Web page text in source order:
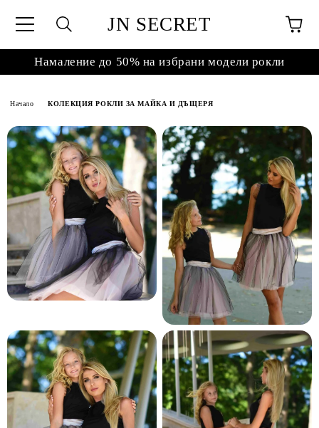
JN SECRET
и по лични мерки
Намаление до 50% на избрани модели рокли
Начало КОЛЕКЦИЯ РОКЛИ ЗА МАЙКА И ДЪЩЕРЯ